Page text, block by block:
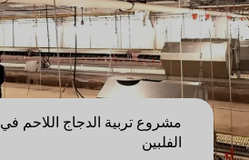
مشروع تربية الدجاج اللاحم في
الفلبين